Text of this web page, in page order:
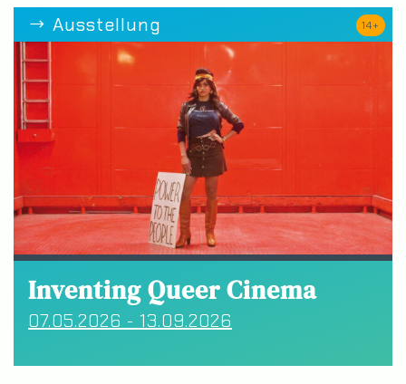
Ausstellung
Inventing Queer Cinema
07.05.2026 - 13.09.2026
14+